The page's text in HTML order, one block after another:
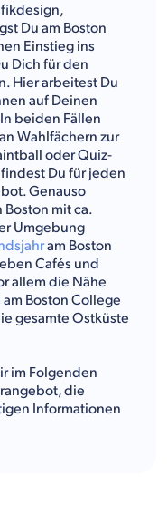
Du am Boston
Einstieg ins
Dich für den
Hier arbeitest Du
auf Deinen
beiden Fällen
Wahlfächern zur
oder Quiz-
Du für jeden
Genauso
mit ca.
Umgebung
am Boston
Cafés und
allem die Nähe
Boston College
gesamte Ostküste
im Folgenden
die
Informationen